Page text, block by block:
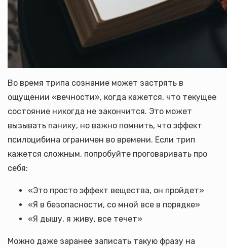
Во время трипа сознание может застрять в
ощущении «вечности», когда кажется, что текущее
состояние никогда не закончится. Это может
вызывать панику, но важно помнить, что эффект
псилоцибина ограничен во времени. Если трип
кажется сложным, попробуйте проговаривать про
себя:
«Это просто эффект вещества, он пройдет»
«Я в безопасности, со мной все в порядке»
«Я дышу, я живу, все течет»
Можно даже заранее записать такую фразу на